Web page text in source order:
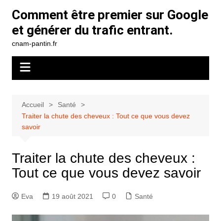
contenu
Comment être premier sur Google
et générer du trafic entrant.
cnam-pantin.fr
Accueil
Santé
Traiter la chute des cheveux : Tout ce que vous devez
savoir
Traiter la chute des cheveux :
Tout ce que vous devez savoir
Eva 19 août 2021 0 Santé